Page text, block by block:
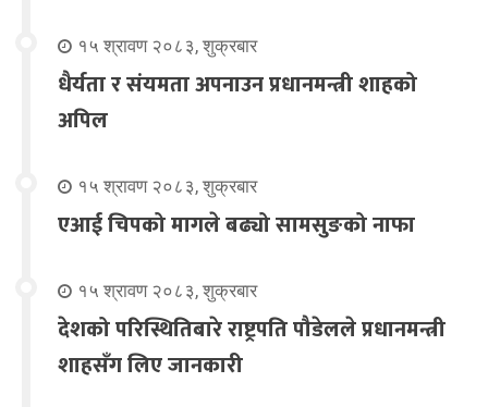
१५ श्रावण २०८३, शुक्रबार
धैर्यता र संयमता अपनाउन प्रधानमन्त्री शाहको
अपिल
१५ श्रावण २०८३, शुक्रबार
एआई चिपको मागले बढ्यो सामसुङको नाफा
१५ श्रावण २०८३, शुक्रबार
देशको परिस्थितिबारे राष्ट्रपति पौडेलले प्रधानमन्त्री
शाहसँग लिए जानकारी